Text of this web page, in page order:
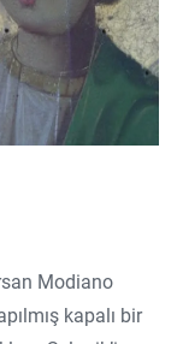
Modiano
kapalı bir